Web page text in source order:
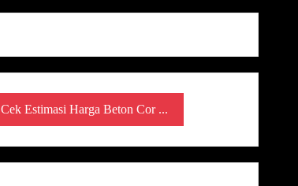
Cek Estimasi Harga Beton Cor ...